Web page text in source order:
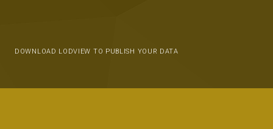
DOWNLOAD LODVIEW TO PUBLISH YOUR DATA